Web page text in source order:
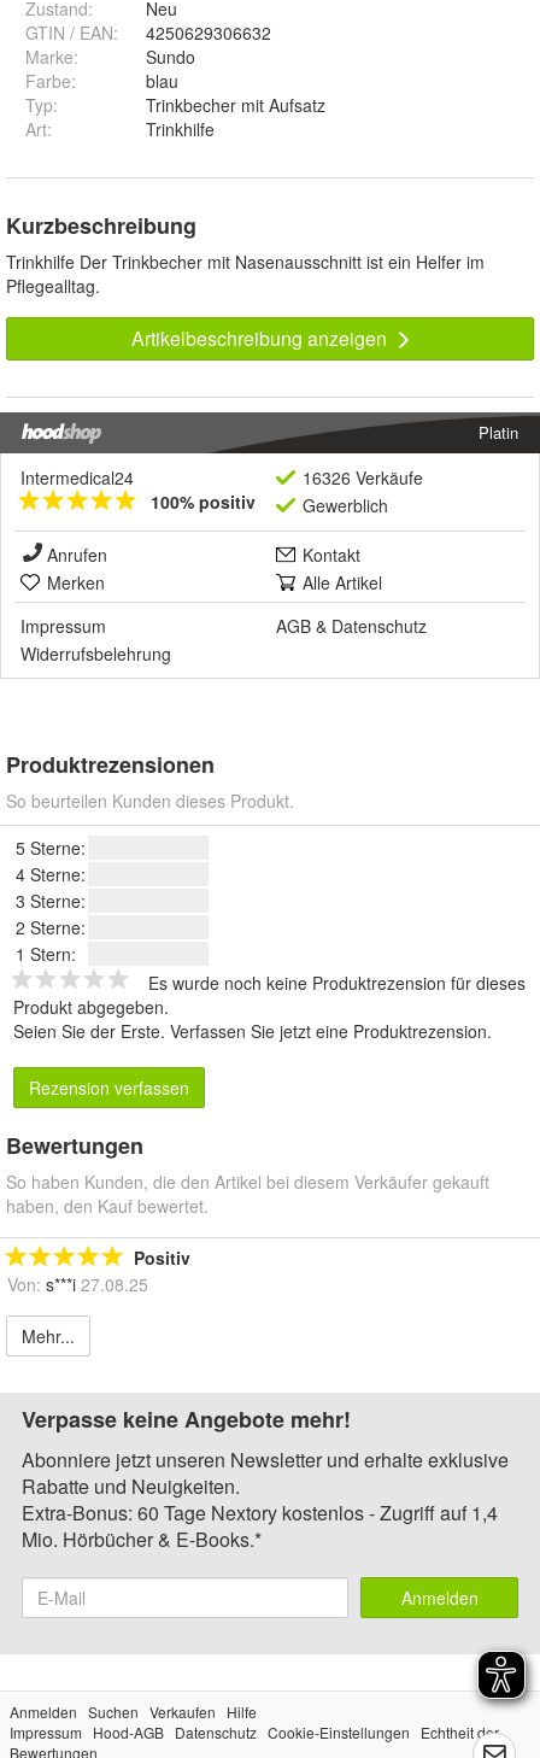
Zustand:
Neu
GTIN / EAN:
4250629306632
Marke:
Sundo
Farbe:
blau
Typ:
Trinkbecher mit Aufsatz
Art: Trinkhilfe
Kurzbeschreibung
Trinkhilfe Der Trinkbecher mit Nasenausschnitt ist ein Helfer im
Pflegealltag.
Artikelbeschreibung anzeigen
Platin
Intermedical24
100% positiv
16326 Verkäufe
Gewerblich
Anrufen
Kontakt
Merken
Alle Artikel
Impressum
AGB & Datenschutz
Widerrufsbelehrung
Produktrezensionen
So beurteilen Kunden dieses Produkt.
5 Sterne:
4 Sterne:
3 Sterne:
2 Sterne:
1 Stern:
Es wurde noch keine Produktrezension für dieses
Produkt abgegeben.
Seien Sie der Erste. Verfassen Sie jetzt eine Produktrezension.
Rezension verfassen
Bewertungen
So haben Kunden, die den Artikel bei diesem Verkäufer gekauft
haben, den Kauf bewertet.
Positiv
Von: s***i 27.08.25
Mehr...
Verpasse keine Angebote mehr!
Abonniere jetzt unseren Newsletter und erhalte exklusive
Rabatte und Neuigkeiten.
Extra-Bonus: 60 Tage Nextory kostenlos - Zugriff auf 1,4
Mio. Hörbücher & E-Books.*
Anmelden
Anmelden Suchen Verkaufen
Hilfe
Impressum
Hood-AGB Datenschutz Cookie-Einstellungen
Echtheit der
Bewertungen